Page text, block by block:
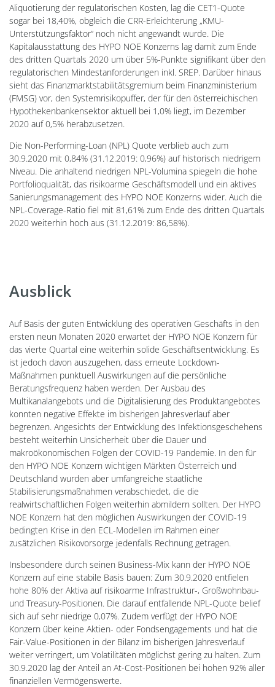
Aliquotierung der regulatorischen Kosten, lag die CET1-Quote
sogar bei 18,40%, obgleich die CRR-Erleichterung „KMU-
Unterstützungsfaktor“ noch nicht angewandt wurde. Die
Kapitalausstattung des HYPO NOE Konzerns lag damit zum Ende
des dritten Quartals 2020 um über 5%-Punkte signifikant über den
regulatorischen Mindestanforderungen inkl. SREP. Darüber hinaus
sieht das Finanzmarktstabilitätsgremium beim Finanzministerium
(FMSG) vor, den Systemrisikopuffer, der für den österreichischen
Hypothekenbankensektor aktuell bei 1,0% liegt, im Dezember
2020 auf 0,5% herabzusetzen.
Die Non-Performing-Loan (NPL) Quote verblieb auch zum
30.9.2020 mit 0,84% (31.12.2019: 0,96%) auf historisch niedrigem
Niveau. Die anhaltend niedrigen NPL-Volumina spiegeln die hohe
Portfolioqualität, das risikoarme Geschäftsmodell und ein aktives
Sanierungsmanagement des HYPO NOE Konzerns wider. Auch die
NPL-Coverage-Ratio fiel mit 81,61% zum Ende des dritten Quartals
2020 weiterhin hoch aus (31.12.2019: 86,58%).
Ausblick
Auf Basis der guten Entwicklung des operativen Geschäfts in den
ersten neun Monaten 2020 erwartet der HYPO NOE Konzern für
das vierte Quartal eine weiterhin solide Geschäftsentwicklung. Es
ist jedoch davon auszugehen, dass erneute Lockdown-
Maßnahmen punktuell Auswirkungen auf die persönliche
Beratungsfrequenz haben werden. Der Ausbau des
Multikanalangebots und die Digitalisierung des Produktangebotes
konnten negative Effekte im bisherigen Jahresverlauf aber
begrenzen. Angesichts der Entwicklung des Infektionsgeschehens
besteht weiterhin Unsicherheit über die Dauer und
makroökonomischen Folgen der COVID-19 Pandemie. In den für
den HYPO NOE Konzern wichtigen Märkten Österreich und
Deutschland wurden aber umfangreiche staatliche
Stabilisierungsmaßnahmen verabschiedet, die die
realwirtschaftlichen Folgen weiterhin abmildern sollten. Der HYPO
NOE Konzern hat den möglichen Auswirkungen der COVID-19
bedingten Krise in den ECL-Modellen im Rahmen einer
zusätzlichen Risikovorsorge jedenfalls Rechnung getragen.
Insbesondere durch seinen Business-Mix kann der HYPO NOE
Konzern auf eine stabile Basis bauen: Zum 30.9.2020 entfielen
hohe 80% der Aktiva auf risikoarme Infrastruktur-, Großwohnbau-
und Treasury-Positionen. Die darauf entfallende NPL-Quote belief
sich auf sehr niedrige 0,07%. Zudem verfügt der HYPO NOE
Konzern über keine Aktien- oder Fondsengagements und hat die
Fair-Value-Positionen in der Bilanz im bisherigen Jahresverlauf
weiter verringert, um Volatilitäten möglichst gering zu halten. Zum
30.9.2020 lag der Anteil an At-Cost-Positionen bei hohen 92% aller
finanziellen Vermögenswerte.